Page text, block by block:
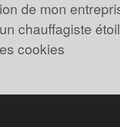
de mon
chauffagiste
cookies